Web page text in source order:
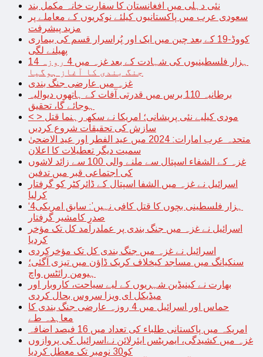
نئی دہلی میں افغانستان کا سفارت خانہ مکمل بند
سعودی عرب میں پاکستانیوں کیلئے نوکریوں کے معاملے پر
مزید پیشرفت
کووڈ-19 کے بعد چین میں ایک اور پُراسرار قسم کی بیماری
پھیلنے لگی
14 ہزار فلسطینیوں کی شہادت کے بعد غزہ میں 4 روزہ
جنگ بندی کا آغاز ہوگیا
غزہ میں عارضی جنگ بندی
برطانیہ 110 برس میں قدرتی آفات کے ہاتھوں دیوالیہ
ہوجائے گا، تحقیق
< > مودی کیلیے نئی پریشانی؛ امریکا نے سکھ رہنما قتل
سازش کی تحقیقات شروع کردیں
متحدہ عرب امارات: 2024 میں عید الفطر اور عید الاضحیٰ
سمیت دیگر تعطیلات کا اعلان
غزہ کے الشفاء اسپتال سے ملنے والی 100 سے زائد لاشوں
کی اجتماعی قبر میں تدفین
اسرائیل نے غزہ میں الشفا اسپتال کے ڈائرکٹر کو گرفتار
کرلیا
‘4ہزار فلسطینی بچوں کا قتل کافی نہیں’: سابق امریکی
صدر کامشیر گرفتار
اسرائیل نے غزہ میں جنگ بندی پر عملدرآمد کل تک مؤخر
کردیا
اسرائیل نے غزہ میں جنگ بندی کل تک مؤخرکردی
سنکیانگ میں مساجد کیخلاف کریک ڈاؤن میں تیزی آگئی؛
ہیومن رائٹس واچ
بھارت نے کینیڈین شہریوں کے لیے سیاحت، کاروبار اور
میڈیکل ای ویزا سروس بحال کردی
حماس اور اسرائیل میں 4 روزہ عارضی جنگ بندی کا
معاہدہ طے
امریکہ میں پاکستانی طلباء کی تعداد میں 16 فیصد اضافہ
غزہ میں کشیدگی، ایمریٹس ایئرلائن نےاسرائیل کی پروازوں
کو30 نومبر تک معطل کردیا